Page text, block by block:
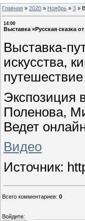
Главная » 2020 » Ноябрь » 3 »
14:00
Выставка «Русская сказка
Выставка-
искусства,
Экспозиция
Поленова,
Ведет
Видео
Источник:
Всего комментариев: 0
Войдите: